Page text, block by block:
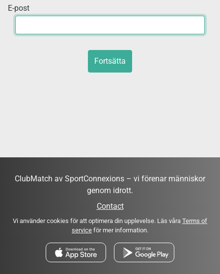
E-post
Fortsätta
ClubMatch av SportConnexions – vi förenar människor
genom idrott.
Contact
Vi använder cookies för att optimera din upplevelse. Läs våra Terms of
service för mer information.